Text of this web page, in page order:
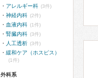
アレルギー科 (3件)
神経内科 (2件)
血液内科 (1件)
腎臓内科 (3件)
人工透析 (3件)
緩和ケア（ホスピス）
(1件)
外科系